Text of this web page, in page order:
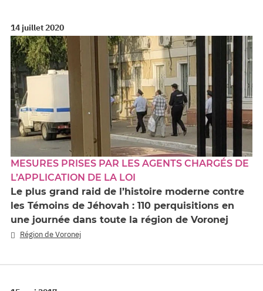
14 juillet 2020
MESURES PRISES PAR LES AGENTS CHARGÉS DE
L’APPLICATION DE LA LOI
Le plus grand raid de l’histoire moderne contre
les Témoins de Jéhovah : 110 perquisitions en
une journée dans toute la région de Voronej
Région de Voronej